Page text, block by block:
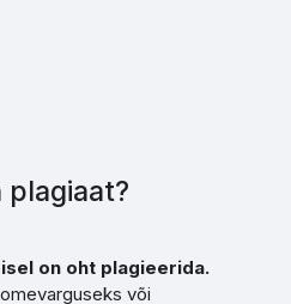
plagiaat?
on oht plagieerida.
või